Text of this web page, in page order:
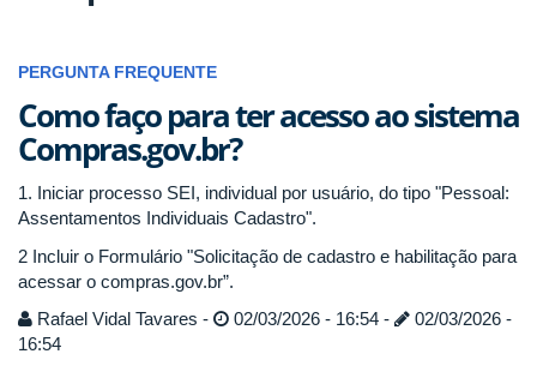
PERGUNTA FREQUENTE
Como faço para ter acesso ao sistema
Compras.gov.br?
1. Iniciar processo SEI, individual por usuário, do tipo "Pessoal:
Assentamentos Individuais Cadastro".
2 Incluir o Formulário "Solicitação de cadastro e habilitação para
acessar o compras.gov.br”.
Rafael Vidal Tavares -
02/03/2026 - 16:54 -
02/03/2026 -
16:54